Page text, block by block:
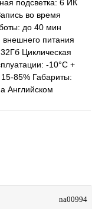
подсветка: 6 ИК
во время
до 40 мин
внешнего питания
Циклическая
-10°С +
85% Габариты:
Английском
na00994